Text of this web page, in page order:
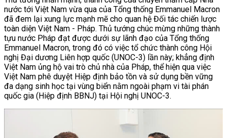
nước tới Việt Nam vừa qua của Tổng thống Emmanuel Macron
đã đem lại xung lực mạnh mẽ cho quan hệ Đối tác chiến lược
toàn diện Việt Nam - Pháp. Thủ tướng chúc mừng những thành
tựu nước Pháp đạt được dưới sự lãnh đạo của Tổng thống
Emmanuel Macron, trong đó có việc tổ chức thành công Hội
nghị Đại dương Liên hợp quốc (UNOC-3) lần này; khẳng định
Việt Nam ủng hộ vai trò chủ nhà của Pháp, thể hiện qua việc
Việt Nam phê duyệt Hiệp định bảo tồn và sử dụng bền vững
đa dạng sinh học tại vùng biển nằm ngoài phạm vi tài phán
quốc gia (Hiệp định BBNJ) tại Hội nghị UNOC-3.